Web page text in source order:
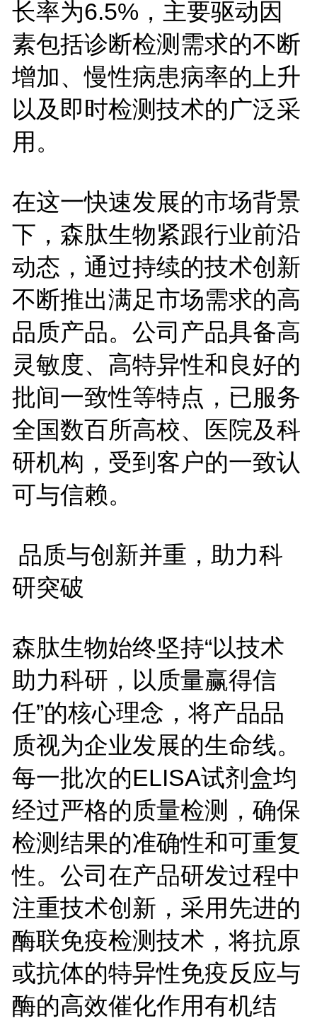
长率为6.5% ，主要驱动因
素包括诊断检测需求的不断
增加、慢性病患病率的上升
以及即时检测技术的广泛采
用。
在这一快速发展的市场背景
下，森肽生物紧跟行业前沿
动态，通过持续的技术创新
不断推出满足市场需求的高
品质产品。公司产品具备高
灵敏度、高特异性和良好的
批间一致性等特点，已服务
全国数百所高校、医院及科
研机构，受到客户的一致认
可与信赖。
品质与创新并重，助力科
研突破
森肽生物始终坚持“以技术
助力科研，以质量赢得信
任”的核心理念，将产品品
质视为企业发展的生命线。
每一批次的ELISA试剂盒均
经过严格的质量检测，确保
检测结果的准确性和可重复
性。公司在产品研发过程中
注重技术创新，采用先进的
酶联免疫检测技术，将抗原
或抗体的特异性免疫反应与
酶的高效催化作用有机结